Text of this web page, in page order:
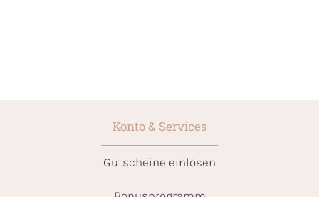
Konto & Services
Gutscheine einlösen